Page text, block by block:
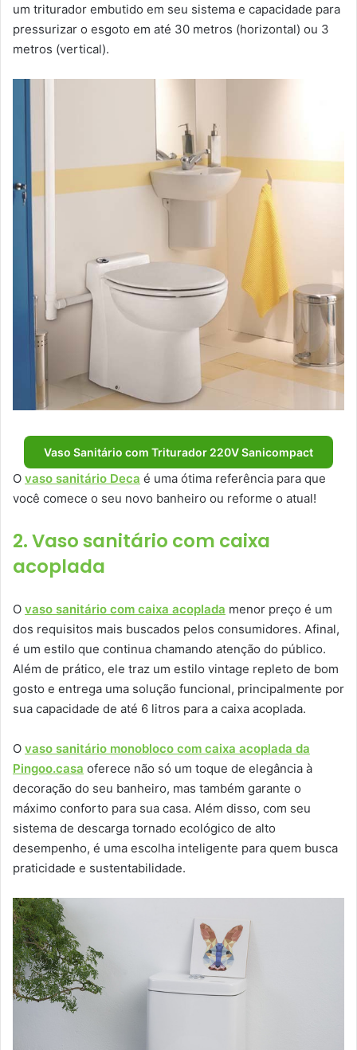
um triturador embutido em seu sistema e capacidade para
pressurizar o esgoto em até 30 metros (horizontal) ou 3
metros (vertical).
Vaso Sanitário com Triturador 220V Sanicompact
O vaso sanitário Deca é uma ótima referência para que
você comece o seu novo banheiro ou reforme o atual!
2. Vaso sanitário com caixa
acoplada
O vaso sanitário com caixa acoplada menor preço é um
dos requisitos mais buscados pelos consumidores. Afinal,
é um estilo que continua chamando atenção do público.
Além de prático, ele traz um estilo vintage repleto de bom
gosto e entrega uma solução funcional, principalmente por
sua capacidade de até 6 litros para a caixa acoplada.
O vaso sanitário monobloco com caixa acoplada da
Pingoo.casa oferece não só um toque de elegância à
decoração do seu banheiro, mas também garante o
máximo conforto para sua casa. Além disso, com seu
sistema de descarga tornado ecológico de alto
desempenho, é uma escolha inteligente para quem busca
praticidade e sustentabilidade.